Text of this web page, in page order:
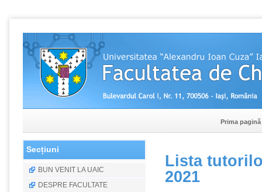
Prima pagină
Secțiuni
BUN VENIT LA UAIC
DESPRE FACULTATE
Lista
2021